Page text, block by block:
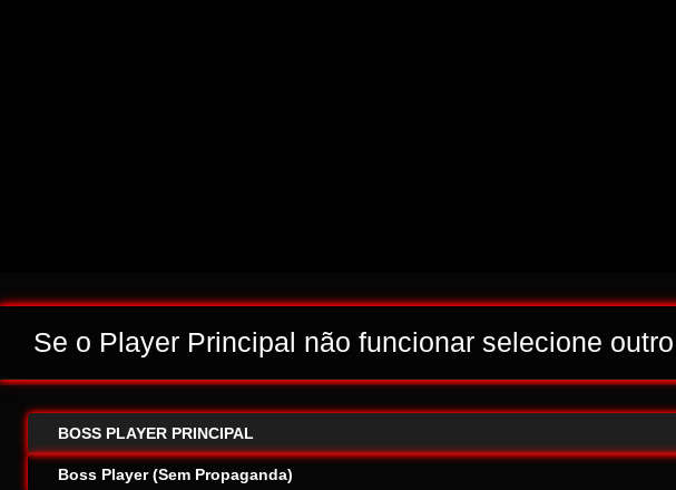
Se o Player Principal não funcionar selecione
BOSS PLAYER PRINCIPAL
Boss Player (Sem Propaganda)